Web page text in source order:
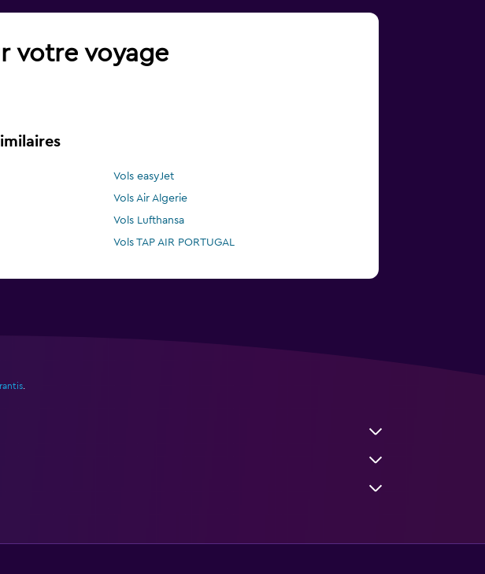
votre voyage
Vols easyJet
Vols Air Algerie
Vols Lufthansa
Vols TAP AIR PORTUGAL
.